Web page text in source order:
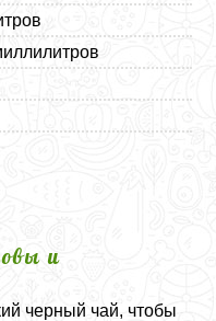
и
черный чай, чтобы